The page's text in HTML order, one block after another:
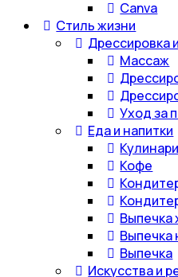
Canva
Стиль жизни
Дрессировка
Массаж
Уход за
Еда и напитки
Кофе
Выпечка
Выпечка
Выпечка
Искусства и